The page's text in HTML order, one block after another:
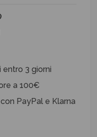
3 giorni
a 100€
PayPal e Klarna